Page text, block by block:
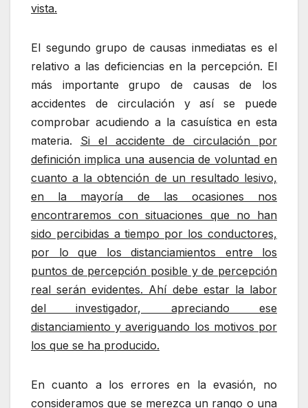
vista.
El segundo grupo de causas inmediatas es el
relativo a las deficiencias en la percepción. El
más importante grupo de causas de los
accidentes de circulación y así se puede
comprobar acudiendo a la casuística en esta
materia. Si el accidente de circulación por
definición implica una ausencia de voluntad en
cuanto a la obtención de un resultado lesivo,
en la mayoría de las ocasiones nos
encontraremos con situaciones que no han
sido percibidas a tiempo por los conductores,
por lo que los distanciamientos entre los
puntos de percepción posible y de percepción
real serán evidentes. Ahí debe estar la labor
del investigador, apreciando ese
distanciamiento y averiguando los motivos por
los que se ha producido.
En cuanto a los errores en la evasión, no
consideramos que se merezca un rango o una